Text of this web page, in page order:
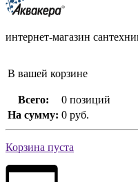
интернет-магазин
В вашей корзине
Всего:
0 позиций
На сумму: 0 руб.
Корзина пуста